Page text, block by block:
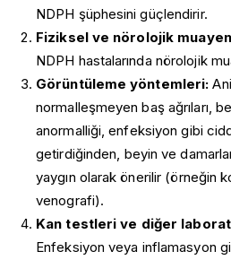
NDPH şüphesini güçlendirir.
Fiziksel ve nörolojik
NDPH hastalarında nörolojik
Görüntüleme yöntemleri:
normalleşmeyen baş ağrıları,
anormalliği, enfeksiyon gibi
getirdiğinden, beyin ve
yaygın olarak önerilir (örneğin
venografi).
Kan testleri ve diğer
Enfeksiyon veya inflamasyon